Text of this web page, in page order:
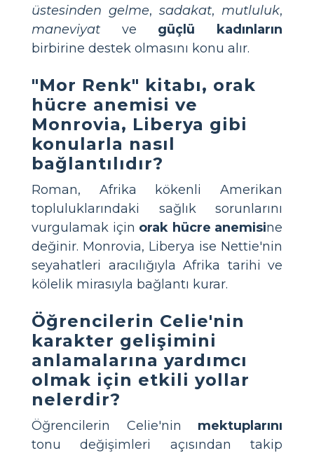
üstesinden gelme, sadakat, mutluluk,
maneviyat ve güçlü kadınların
birbirine destek olmasını konu alır.
"Mor Renk" kitabı, orak
hücre anemisi ve
Monrovia, Liberya gibi
konularla nasıl
bağlantılıdır?
Roman, Afrika kökenli Amerikan
topluluklarındaki sağlık sorunlarını
vurgulamak için orak hücre anemisine
değinir. Monrovia, Liberya ise Nettie'nin
seyahatleri aracılığıyla Afrika tarihi ve
kölelik mirasıyla bağlantı kurar.
Öğrencilerin Celie'nin
karakter gelişimini
anlamalarına yardımcı
olmak için etkili yollar
nelerdir?
Öğrencilerin Celie'nin mektuplarını
tonu değişimleri açısından takip